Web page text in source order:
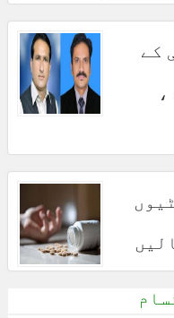
کے
باپ نے 2 بیٹیوں